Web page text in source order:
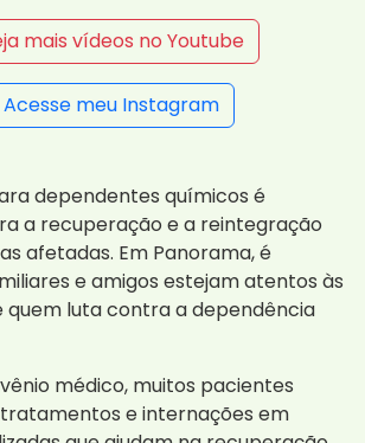
mais vídeos no Youtube
Acesse meu Instagram
dependentes químicos é
a recuperação e a reintegração
afetadas. Em Panorama, é
e amigos estejam atentos às
quem luta contra a dependência
médico, muitos pacientes
e internações em